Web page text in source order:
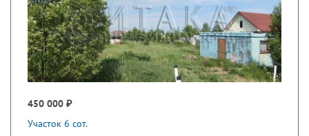
450 000 ₽
Участок 6 сот.